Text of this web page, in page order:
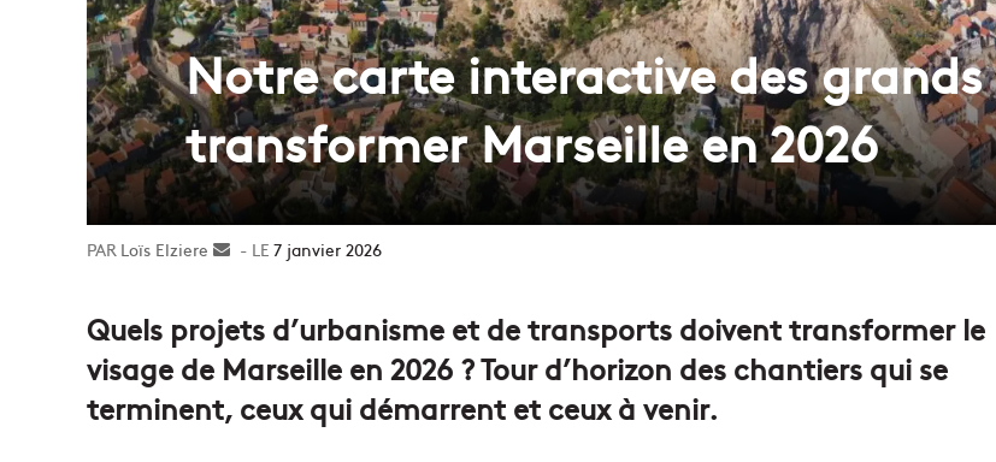
Notre carte interactive des
transformer Marseille en 2026
Loïs Elziere
Envoyer7 janvier 2026
Quels projets d’urbanisme et de transports doivent transformer le
visage de Marseille en 2026 ? Tour d’horizon des chantiers qui se
terminent, ceux qui démarrent et ceux à venir.